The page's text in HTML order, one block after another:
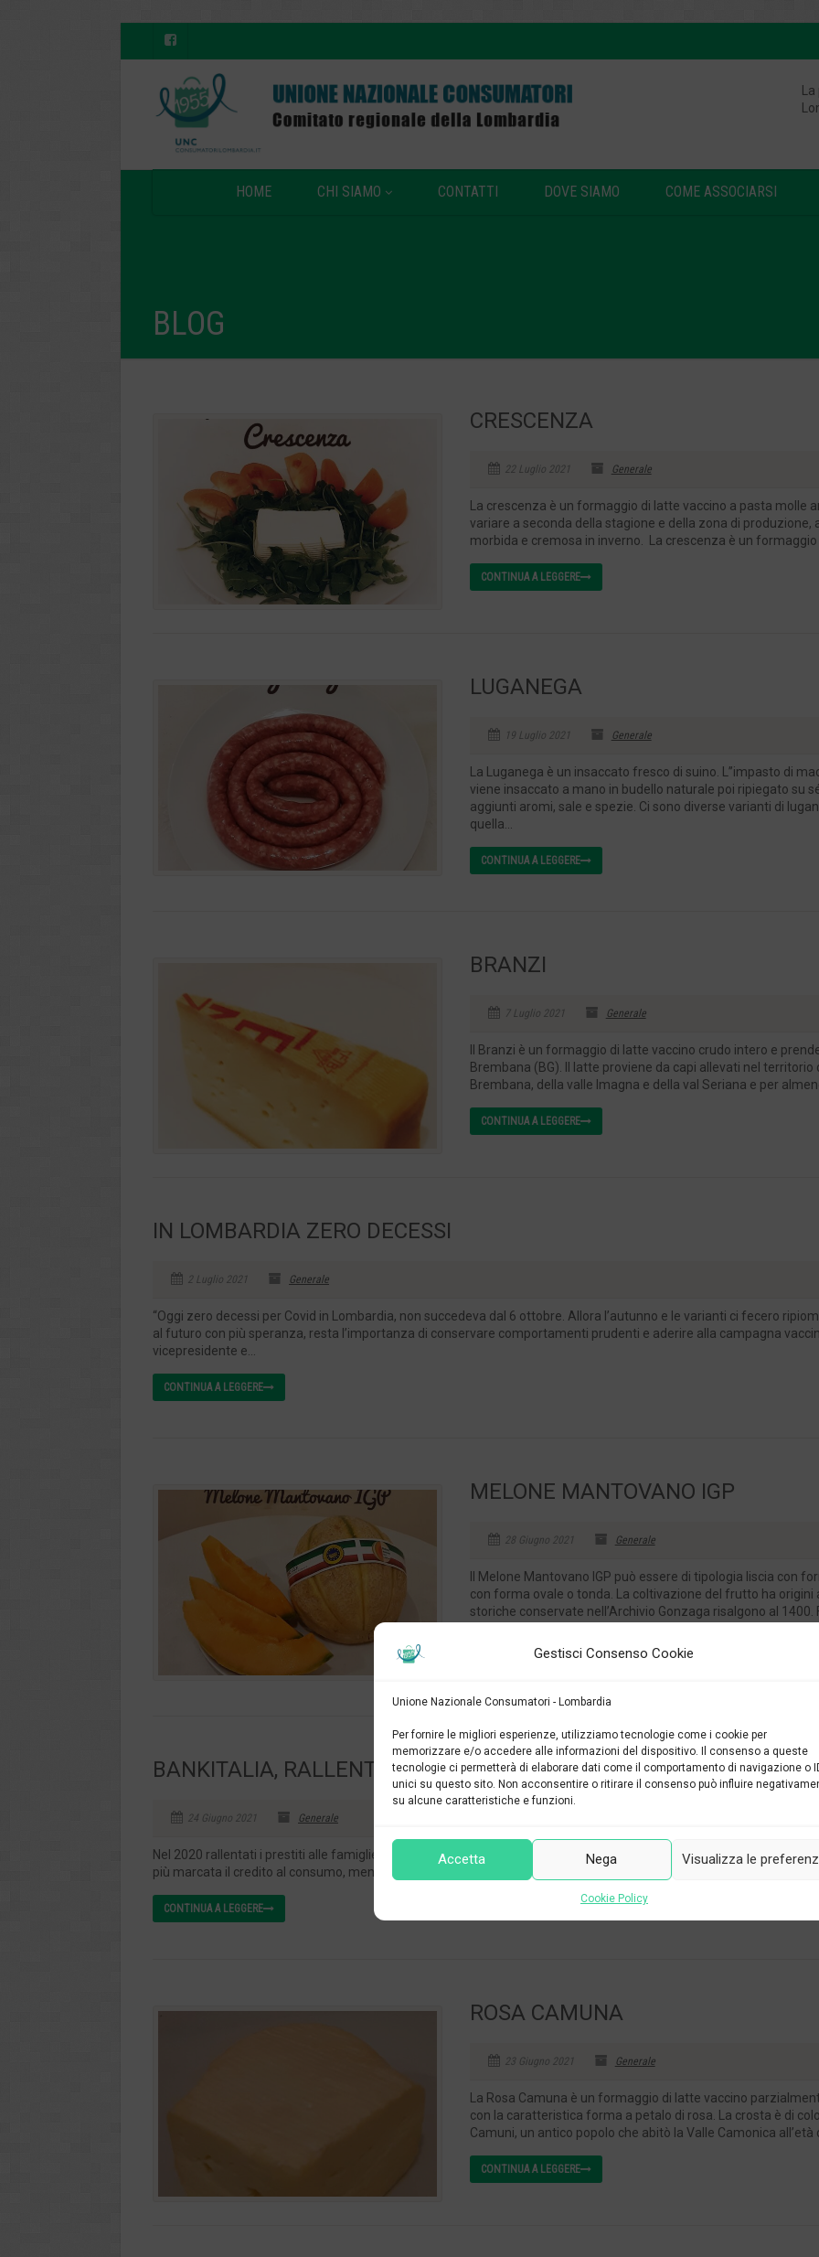
Gestisci Consenso Cookie
Unione Nazionale Consumatori - Lombardia
Per fornire le migliori esperienze, utilizziamo tecnologie come i cookie per
memorizzare e/o accedere alle informazioni del dispositivo. Il consenso a queste
tecnologie ci permetterà di elaborare dati come il comportamento di navigazione o
unici su questo sito. Non acconsentire o ritirare il consenso può influire
su alcune caratteristiche e funzioni.
Accetta Nega Visualizza le
Cookie Policy
HOME CHI SIAMO CONTATTI DOVE SIAMO COME ASSOCIARSI
BLOG
CRESCENZA
22 Luglio 2021 Generale
La crescenza è un formaggio di latte vaccino a pasta molle
variare a seconda della stagione e della zona di
morbida e cremosa in inverno. La crescenza è un formaggio
CONTINUA A LEGGERE
LUGANEGA
19 Luglio 2021 Generale
La Luganega è un insaccato fresco di suino. L’’impasto di
viene insaccato a mano in budello naturale poi ripiegato su
aggiunti aromi, sale e spezie. Ci sono diverse varianti di
quella...
CONTINUA A LEGGERE
BRANZI
7 Luglio 2021 Generale
Il Branzi è un formaggio di latte vaccino crudo intero e
Brembana (BG). Il latte proviene da capi allevati nel
Brembana, della valle Imagna e della val Seriana e per
CONTINUA A LEGGERE
IN LOMBARDIA ZERO DECESSI
2 Luglio 2021 Generale
“Oggi zero decessi per Covid in Lombardia, non succedeva dal 6 ottobre. Allora l’autunno e le varianti ci fecero
al futuro con più speranza, resta l’importanza di conservare comportamenti prudenti e aderire alla campagna
vicepresidente e...
CONTINUA A LEGGERE
MELONE MANTOVANO IGP
28 Giugno 2021 Generale
Il Melone Mantovano IGP può essere di tipologia liscia con
con forma ovale o tonda. La coltivazione del frutto ha
storiche conservate nell’Archivio Gonzaga risalgono al
BANKITALIA, RALLENTANO PRESTITI
24 Giugno 2021 Generale
Nel 2020 rallentati i prestiti alle famiglie lombarde: il tasso di crescita è sceso dal 3,6% del dicembre 2019 all’1,3%
più marcata il credito al consumo, mentre la decelerazione è stata più lieve nei mutui per l’acquisto di abitazione. Nel
CONTINUA A LEGGERE
ROSA CAMUNA
23 Giugno 2021 Generale
La Rosa Camuna è un formaggio di latte vaccino
con la caratteristica forma a petalo di rosa. La crosta è di
Camuni, un antico popolo che abitò la Valle Camonica all’età
CONTINUA A LEGGERE